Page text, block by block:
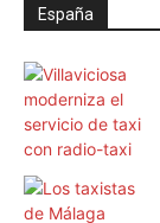
España